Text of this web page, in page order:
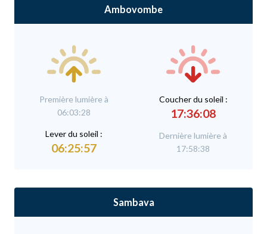
Ambovombe
Première lumière à
06:03:28
Lever du soleil :
06:25:57
Coucher du soleil :
17:36:08
Dernière lumière à
17:58:38
Sambava